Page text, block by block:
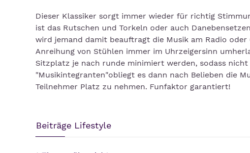
Dieser Klassiker sorgt immer wieder für richtig
ist das Rutschen und Torkeln oder auch
wird jemand damit beauftragt die Musik am Radio
Anreihung von Stühlen immer im Uhrzeigersinn
Sitzplatz je nach runde minimiert werden, sodass
"Musikintegranten"obliegt es dann nach Belieben die
Teilnehmer Platz zu nehmen. Funfaktor garantiert!
Beiträge Lifestyle